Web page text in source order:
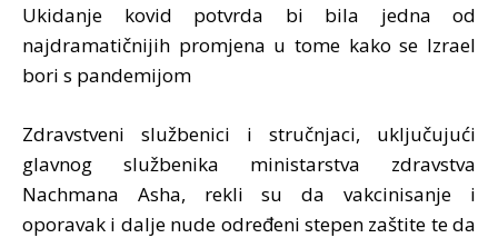
Ukidanje kovid potvrda bi bila jedna od
najdramatičnijih promjena u tome kako se Izrael
bori s pandemijom
Zdravstveni službenici i stručnjaci, uključujući
glavnog službenika ministarstva zdravstva
Nachmana Asha, rekli su da vakcinisanje i
oporavak i dalje nude određeni stepen zaštite te da